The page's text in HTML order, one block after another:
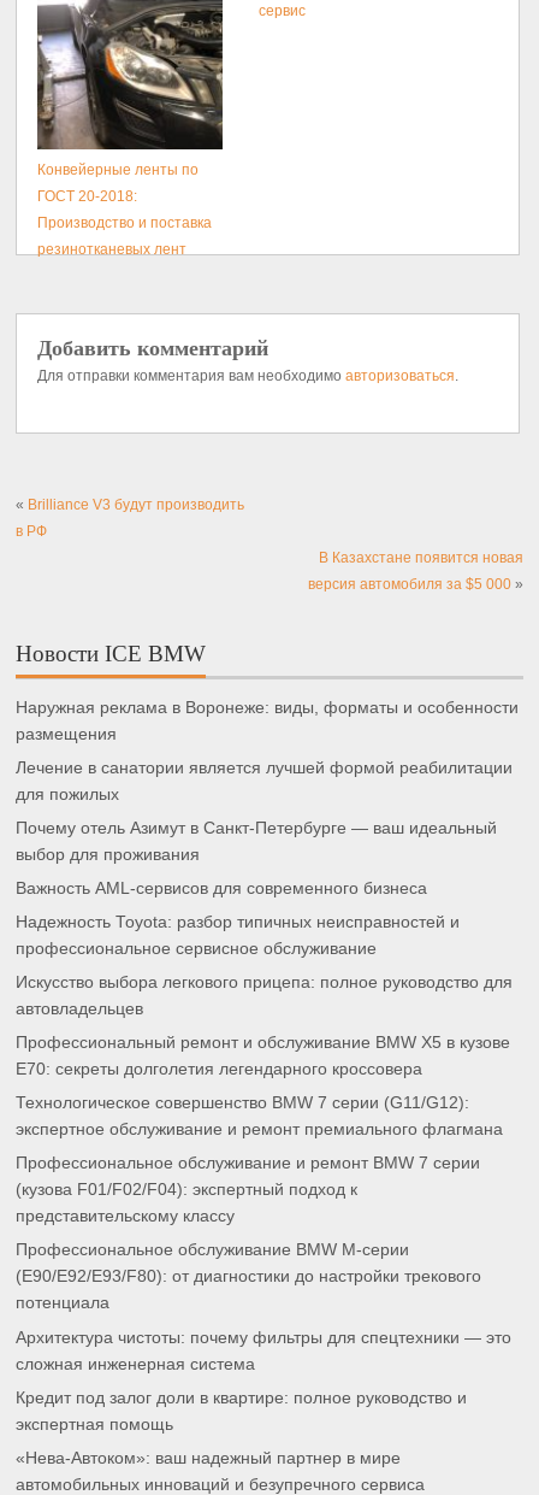
сервис
Конвейерные ленты по
ГОСТ 20-2018:
Производство и поставка
резинотканевых лент
Добавить комментарий
Для отправки комментария вам необходимоавторизоваться.
« Brilliance V3 будут производить
в РФ
В Казахстане появится новая
версия автомобиля за $5 000»
Новости ICE BMW
Наружная реклама в Воронеже: виды, форматы и особенности
размещения
Лечение в санатории является лучшей формой реабилитации
для пожилых
Почему отель Азимут в Санкт-Петербурге — ваш идеальный
выбор для проживания
Важность AML-сервисов для современного бизнеса
Надежность Toyota: разбор типичных неисправностей и
профессиональное сервисное обслуживание
Искусство выбора легкового прицепа: полное руководство для
автовладельцев
Профессиональный ремонт и обслуживание BMW X5 в кузове
E70: секреты долголетия легендарного кроссовера
Технологическое совершенство BMW 7 серии (G11/G12):
экспертное обслуживание и ремонт премиального флагмана
Профессиональное обслуживание и ремонт BMW 7 серии
(кузова F01/F02/F04): экспертный подход к
представительскому классу
Профессиональное обслуживание BMW M-серии
(E90/E92/E93/F80): от диагностики до настройки трекового
потенциала
Архитектура чистоты: почему фильтры для спецтехники — это
сложная инженерная система
Кредит под залог доли в квартире: полное руководство и
экспертная помощь
«Нева-Автоком»: ваш надежный партнер в мире
автомобильных инноваций и безупречного сервиса